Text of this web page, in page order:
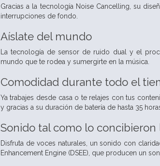
Gracias a la tecnología Noise Cancelling, su
interrupciones de fondo.
Aíslate del mundo
La tecnología de sensor de ruido dual y el
mundo que te rodea y sumergirte en la música.
Comodidad durante todo el
Ya trabajes desde casa o te relajes con tus
y gracias a su duración de batería de hasta 35
Sonido tal como lo concibieron
Disfruta de voces naturales, un sonido con
Enhancement Engine (DSEE), que producen un